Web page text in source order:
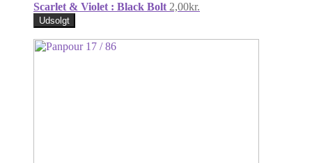
Scarlet & Violet : Black Bolt 2,00kr.
Udsolgt